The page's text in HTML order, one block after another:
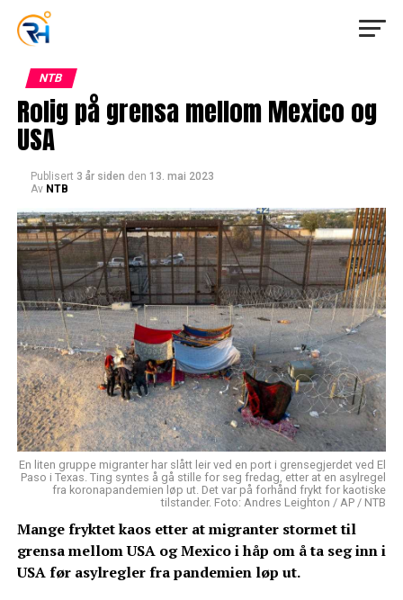
NTB
Rolig på grensa mellom Mexico og
USA
Publisert 3 år siden den 13. mai 2023
Av NTB
En liten gruppe migranter har slått leir ved en port i grensegjerdet ved El
Paso i Texas. Ting syntes å gå stille for seg fredag, etter at en asylregel
fra koronapandemien løp ut. Det var på forhånd frykt for kaotiske
tilstander. Foto: Andres Leighton / AP / NTB
Mange fryktet kaos etter at migranter stormet til
grensa mellom USA og Mexico i håp om å ta seg inn i
USA før asylregler fra pandemien løp ut.